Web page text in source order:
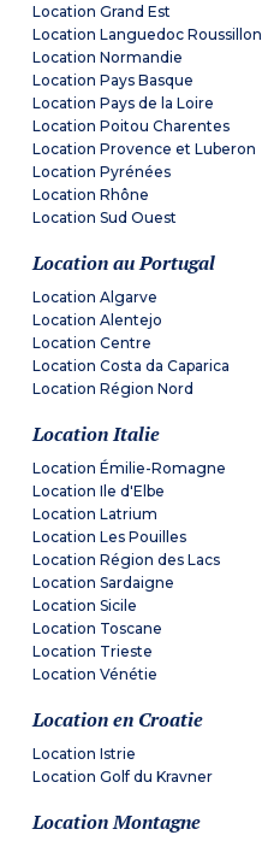
Location Grand Est
Location Languedoc Roussillon
Location Normandie
Location Pays Basque
Location Pays de la Loire
Location Poitou Charentes
Location Provence et Luberon
Location Pyrénées
Location Rhône
Location Sud Ouest
Location au Portugal
Location Algarve
Location Alentejo
Location Centre
Location Costa da Caparica
Location Région Nord
Location Italie
Location Émilie-Romagne
Location Ile d'Elbe
Location Latrium
Location Les Pouilles
Location Région des Lacs
Location Sardaigne
Location Sicile
Location Toscane
Location Trieste
Location Vénétie
Location en Croatie
Location Istrie
Location Golf du Kravner
Location Montagne